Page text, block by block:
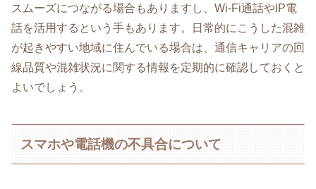
スムーズにつながる場合もありますし、Wi-Fi通話やIP電
話を活用するという手もあります。日常的にこうした混雑
が起きやすい地域に住んでいる場合は、通信キャリアの回
線品質や混雑状況に関する情報を定期的に確認しておくと
よいでしょう。
スマホや電話機の不具合について